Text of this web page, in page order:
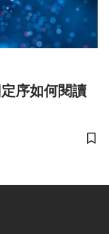
序如何閱讀
儲